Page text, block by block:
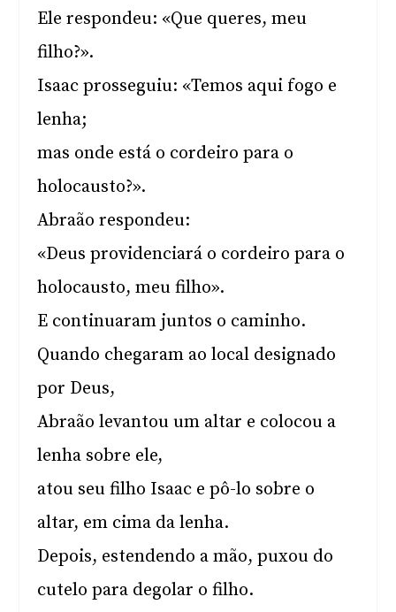
Ele respondeu: «Que queres, meu
filho?».
Isaac prosseguiu: «Temos aqui fogo e
lenha;
mas onde está o cordeiro para o
holocausto?».
Abraão respondeu:
«Deus providenciará o cordeiro para o
holocausto, meu filho».
E continuaram juntos o caminho.
Quando chegaram ao local designado
por Deus,
Abraão levantou um altar e colocou a
lenha sobre ele,
atou seu filho Isaac e pô-lo sobre o
altar, em cima da lenha.
Depois, estendendo a mão, puxou do
cutelo para degolar o filho.